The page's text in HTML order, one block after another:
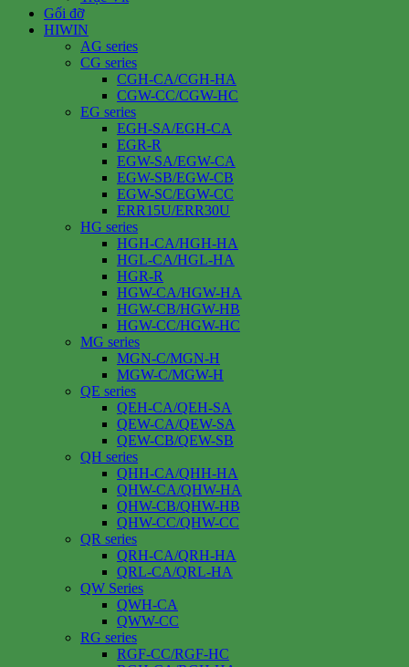
Gối đỡ
HIWIN
AG series
CG series
CGH-CA/CGH-HA
CGW-CC/CGW-HC
EG series
EGH-SA/EGH-CA
EGR-R
EGW-SA/EGW-CA
EGW-SB/EGW-CB
EGW-SC/EGW-CC
ERR15U/ERR30U
HG series
HGH-CA/HGH-HA
HGL-CA/HGL-HA
HGR-R
HGW-CA/HGW-HA
HGW-CB/HGW-HB
HGW-CC/HGW-HC
MG series
MGN-C/MGN-H
MGW-C/MGW-H
QE series
QEH-CA/QEH-SA
QEW-CA/QEW-SA
QEW-CB/QEW-SB
QH series
QHH-CA/QHH-HA
QHW-CA/QHW-HA
QHW-CB/QHW-HB
QHW-CC/QHW-CC
QR series
QRH-CA/QRH-HA
QRL-CA/QRL-HA
QW Series
QWH-CA
QWW-CC
RG series
RGF-CC/RGF-HC